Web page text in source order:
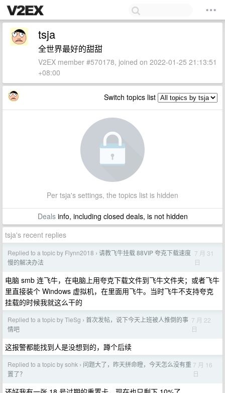
tsja
全世界最好的甜甜
V2EX member #570178, joined on 2022-01-25 21:13:51
+08:00
Switch topics list
Per tsja's settings, the topics list is hidden
Dealsinfo, including closed deals, is not hidden
tsja's recent replies
Replied to a topic by Flynn2018 › 请教飞牛挂载 88VIP 夸克下载速度
慢的解决办法
7 月 31
日
电脑 smb 连飞牛，在电脑上用夸克下载文件到飞牛文件夹；或者飞牛
里直接装个 Windows 虚拟机，在里面用飞牛。当时飞牛不支持夸克
挂载的时候我就这么干的
Replied to a topic by TieSg › 首次发帖，说下今天上班被人推倒的事
情吧
7 月 22
日
这报警都能找到人是没想到的，蹲个后续
Replied to a topic by sohk › 问题大了，昨天拼命瞪，今天怎么没有重
置了？
7 月 16
日